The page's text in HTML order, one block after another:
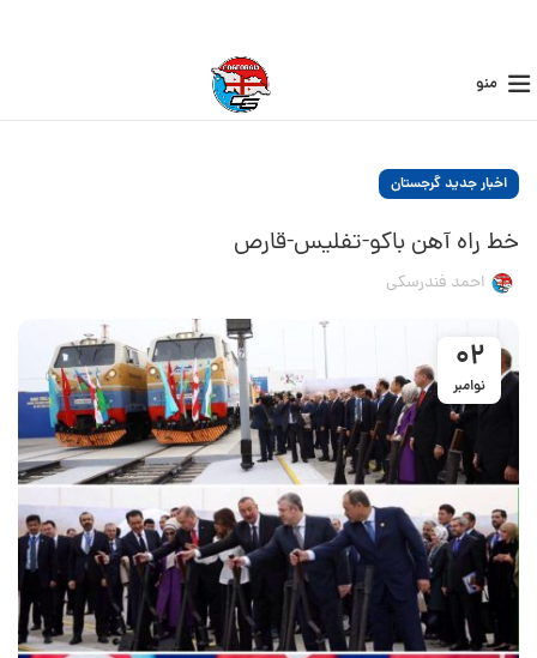
منو
اخبار جدید گرجستان
خط راه آهن باكو-تفليس-قارص
احمد فندرسکی
02
نوامبر